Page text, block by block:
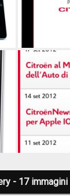
Tutta la gallery - 17 immagini